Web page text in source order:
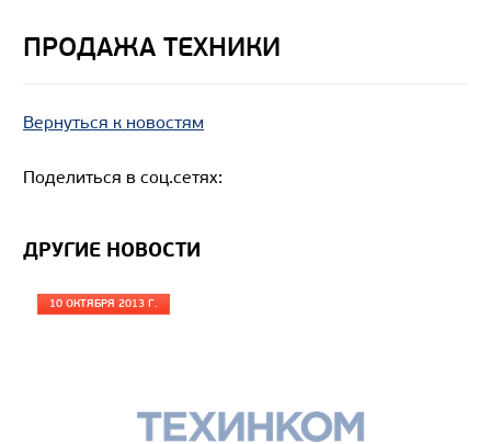
ПРОДАЖА ТЕХНИКИ
Вернуться к новостям
Поделиться в соц.сетях:
ДРУГИЕ НОВОСТИ
10 ОКТЯБРЯ 2013 Г.